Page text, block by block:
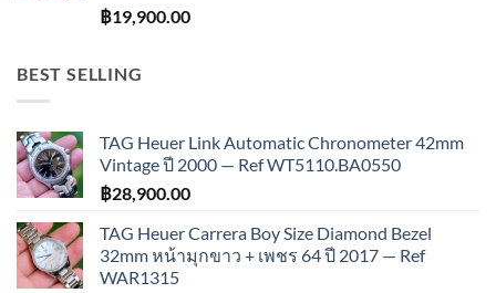
฿19,900.00
BEST SELLING
TAG Heuer Link Automatic Chronometer 42mm
Vintage ปี 2000 — Ref WT5110.BA0550
฿28,900.00
TAG Heuer Carrera Boy Size Diamond Bezel
32mm หน้ามุกขาว + เพชร 64 ปี 2017 — Ref
WAR1315